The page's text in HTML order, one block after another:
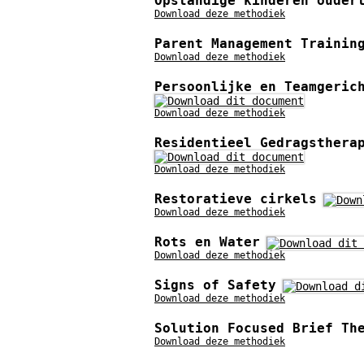
Download deze methodiek
Parent Management
Download deze methodiek
Persoonlijke en
Download deze methodiek
Residentieel
Download deze methodiek
Restoratieve cirkels
Download deze methodiek
Rots en Water
Download deze methodiek
Signs of Safety
Download deze methodiek
Solution Focused Brief
Download deze methodiek